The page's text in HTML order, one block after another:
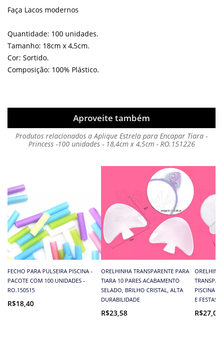
Faça Lacos modernos
Quantidade: 100 unidades.
Tamanho: 18cm x 4,5cm.
Cor: Sortido.
Composição: 100% Plástico.
Aproveite também
Produtos relacionados a Aplique Estrela para Encapar Tiara -
Princess -100 unidades - 18,4cm x 4,5cm - RO.151226
FECHO PARA PULSEIRA PISCINA -
PACOTE COM 100 UNIDADES -
RO.150515
R$18,40
ORELHINHA TRANSPARENTE PARA
TIARA 10 PARES ACABAMENTO
SELADO, BRILHO CRISTAL, ALTA
DURABILIDADE
R$23,58
PISCINA
E FESTAS
R$27,03